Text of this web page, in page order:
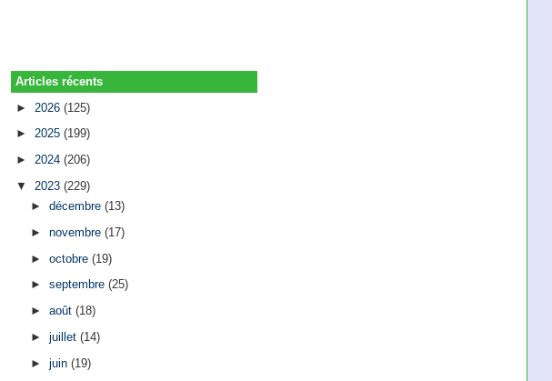
Articles récents
► 2026(125)
►2025(199)
►2024(206)
▼ 2023(229)
► décembre (13)
► novembre (17)
► octobre (19)
► septembre (25)
► août (18)
► juillet (14)
► juin (19)